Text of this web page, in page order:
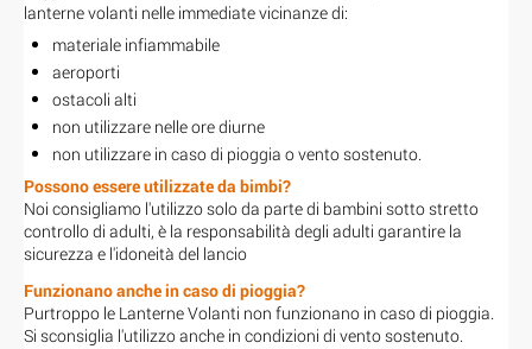
lanterne volanti nelle immediate vicinanze di:
materiale infiammabile
aeroporti
ostacoli alti
non utilizzare nelle ore diurne
non utilizzare in caso di pioggia o vento sostenuto.
Possono essere utilizzate da bimbi?
Noi consigliamo l'utilizzo solo da parte di bambini sotto stretto
controllo di adulti, è la responsabilità degli adulti garantire la
sicurezza e l'idoneità del lancio
Funzionano anche in caso di pioggia?
Purtroppo le Lanterne Volanti non funzionano in caso di pioggia.
Si sconsiglia l'utilizzo anche in condizioni di vento sostenuto.